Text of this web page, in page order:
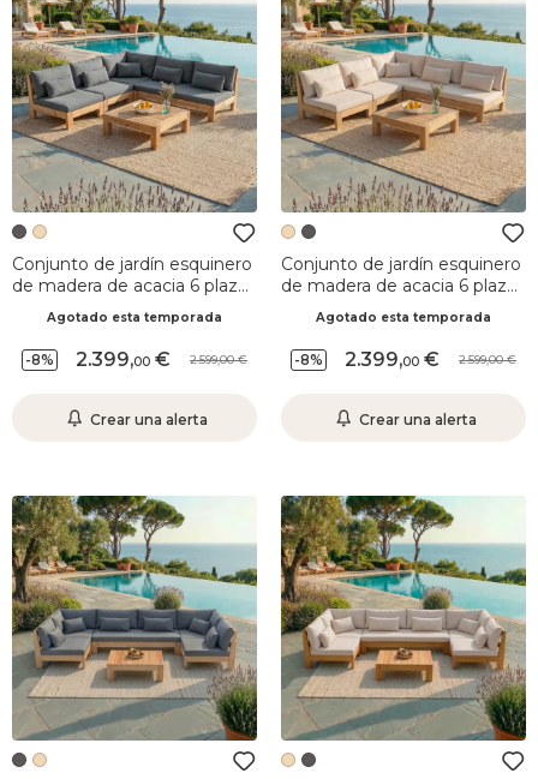
Conjunto de jardín esquinero
de madera de acacia 6 plazas
Agotado esta temporada
-8% 2.399,00 2.599,00
Crear una alerta
Conjunto de jardín esquinero
de madera de acacia 6 plazas
Agotado esta temporada
-8% 2.399,00 2.599,00
Crear una alerta